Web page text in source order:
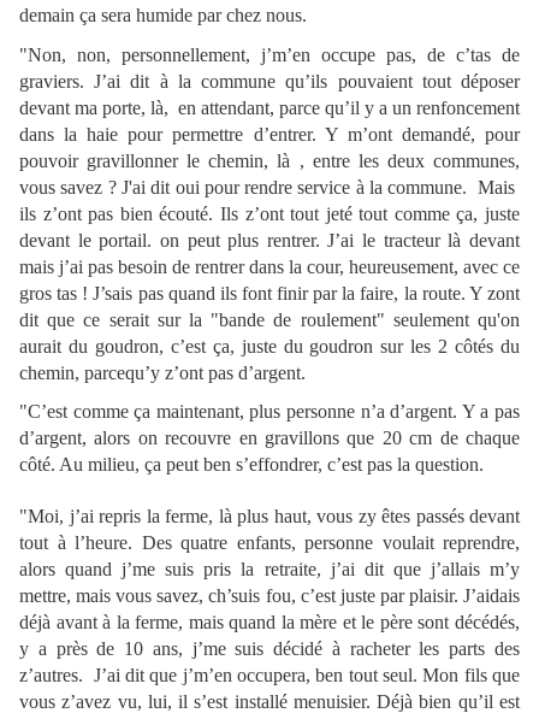
demain ça sera humide par chez nous.
"Non, non, personnellement, j’m’en occupe pas, de c’tas de
graviers. J’ai dit à la commune qu’ils pouvaient tout déposer
devant ma porte, là, en attendant, parce qu’il y a un renfoncement
dans la haie pour permettre d’entrer. Y m’ont demandé, pour
pouvoir gravillonner le chemin, là , entre les deux communes,
vous savez ? J'ai dit oui pour rendre service à la commune. Mais
ils z’ont pas bien écouté. Ils z’ont tout jeté tout comme ça, juste
devant le portail. on peut plus rentrer. J’ai le tracteur là devant
mais j’ai pas besoin de rentrer dans la cour, heureusement, avec ce
gros tas ! J’sais pas quand ils font finir par la faire, la route. Y zont
dit que ce serait sur la "bande de roulement" seulement qu'on
aurait du goudron, c’est ça, juste du goudron sur les 2 côtés du
chemin, parcequ’y z’ont pas d’argent.
"C’est comme ça maintenant, plus personne n’a d’argent. Y a pas
d’argent, alors on recouvre en gravillons que 20 cm de chaque
côté. Au milieu, ça peut ben s’effondrer, c’est pas la question.
"Moi, j’ai repris la ferme, là plus haut, vous zy êtes passés devant
tout à l’heure. Des quatre enfants, personne voulait reprendre,
alors quand j’me suis pris la retraite, j’ai dit que j’allais m’y
mettre, mais vous savez, ch’suis fou, c’est juste par plaisir. J’aidais
déjà avant à la ferme, mais quand la mère et le père sont décédés,
y a près de 10 ans, j’me suis décidé à racheter les parts des
z’autres. J’ai dit que j’m’en occupera, ben tout seul. Mon fils que
vous z’avez vu, lui, il s’est installé menuisier. Déjà bien qu’il est